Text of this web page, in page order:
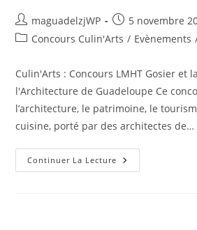
Auteur/autrice
de
maguadelzjWP
Publication
publiée :
5 novembre
PostConcours Culin'Arts / Evènements
Culin'Arts : Concours LMHT Gosier et
l'Architecture de Guadeloupe Ce
l’architecture, le patrimoine, le
cuisine, porté par des architectes de…
Continuer La Lecture Culin’Arts
: